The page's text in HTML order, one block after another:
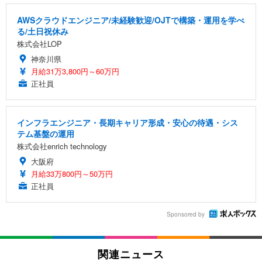
AWSクラウドエンジニア/未経験歓迎/OJTで構築・運用を学べ
る/土日祝休み
株式会社LOP
神奈川県
月給31万3,800円～60万円
正社員
インフラエンジニア・長期キャリア形成・安心の待遇・シス
テム基盤の運用
株式会社enrich technology
大阪府
月給33万800円～50万円
正社員
Sponsored by
関連ニュース